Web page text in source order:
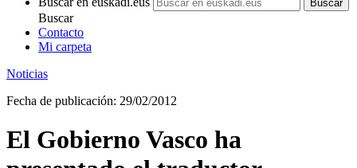
Buscar
Contacto
Mi carpeta
Noticias
Fecha de publicación: 29/02/2012
El Gobierno Vasco ha